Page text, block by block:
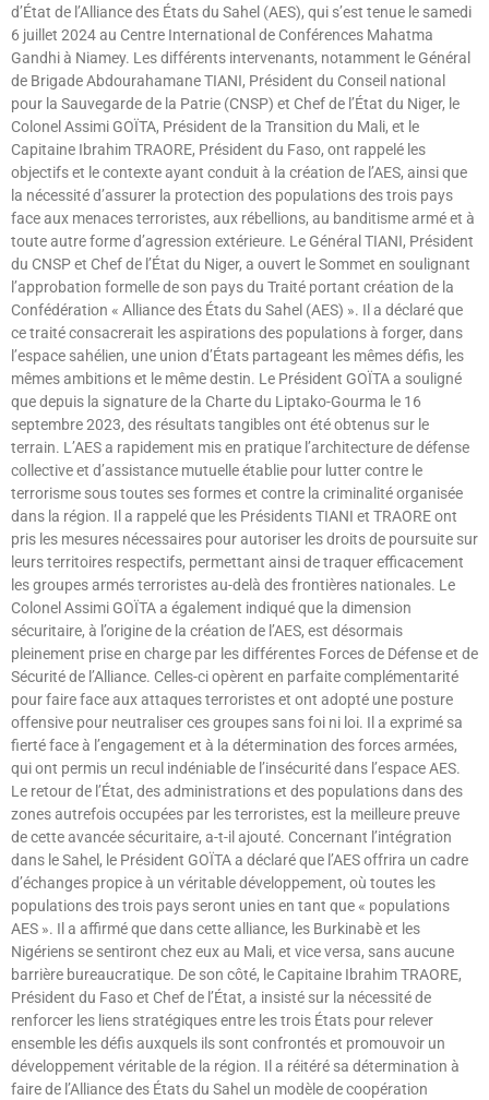
d’État de l’Alliance des États du Sahel (AES), qui s’est tenue le samedi
6 juillet 2024 au Centre International de Conférences Mahatma
Gandhi à Niamey. Les différents intervenants, notamment le Général
de Brigade Abdourahamane TIANI, Président du Conseil national
pour la Sauvegarde de la Patrie (CNSP) et Chef de l’État du Niger, le
Colonel Assimi GOÏTA, Président de la Transition du Mali, et le
Capitaine Ibrahim TRAORE, Président du Faso, ont rappelé les
objectifs et le contexte ayant conduit à la création de l’AES, ainsi que
la nécessité d’assurer la protection des populations des trois pays
face aux menaces terroristes, aux rébellions, au banditisme armé et à
toute autre forme d’agression extérieure. Le Général TIANI, Président
du CNSP et Chef de l’État du Niger, a ouvert le Sommet en soulignant
l’approbation formelle de son pays du Traité portant création de la
Confédération « Alliance des États du Sahel (AES) ». Il a déclaré que
ce traité consacrerait les aspirations des populations à forger, dans
l’espace sahélien, une union d’États partageant les mêmes défis, les
mêmes ambitions et le même destin. Le Président GOÏTA a souligné
que depuis la signature de la Charte du Liptako-Gourma le 16
septembre 2023, des résultats tangibles ont été obtenus sur le
terrain. L’AES a rapidement mis en pratique l’architecture de défense
collective et d’assistance mutuelle établie pour lutter contre le
terrorisme sous toutes ses formes et contre la criminalité organisée
dans la région. Il a rappelé que les Présidents TIANI et TRAORE ont
pris les mesures nécessaires pour autoriser les droits de poursuite sur
leurs territoires respectifs, permettant ainsi de traquer efficacement
les groupes armés terroristes au-delà des frontières nationales. Le
Colonel Assimi GOÏTA a également indiqué que la dimension
sécuritaire, à l’origine de la création de l’AES, est désormais
pleinement prise en charge par les différentes Forces de Défense et de
Sécurité de l’Alliance. Celles-ci opèrent en parfaite complémentarité
pour faire face aux attaques terroristes et ont adopté une posture
offensive pour neutraliser ces groupes sans foi ni loi. Il a exprimé sa
fierté face à l’engagement et à la détermination des forces armées,
qui ont permis un recul indéniable de l’insécurité dans l’espace AES.
Le retour de l’État, des administrations et des populations dans des
zones autrefois occupées par les terroristes, est la meilleure preuve
de cette avancée sécuritaire, a-t-il ajouté. Concernant l’intégration
dans le Sahel, le Président GOÏTA a déclaré que l’AES offrira un cadre
d’échanges propice à un véritable développement, où toutes les
populations des trois pays seront unies en tant que « populations
AES ». Il a affirmé que dans cette alliance, les Burkinabè et les
Nigériens se sentiront chez eux au Mali, et vice versa, sans aucune
barrière bureaucratique. De son côté, le Capitaine Ibrahim TRAORE,
Président du Faso et Chef de l’État, a insisté sur la nécessité de
renforcer les liens stratégiques entre les trois États pour relever
ensemble les défis auxquels ils sont confrontés et promouvoir un
développement véritable de la région. Il a réitéré sa détermination à
faire de l’Alliance des États du Sahel un modèle de coopération